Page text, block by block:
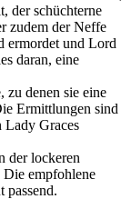
der schüchterne
zudem der Neffe
ermordet und Lord
daran, eine
denen sie eine
Ermittlungen sind
Lady Graces
der lockeren
empfohlene
passend.